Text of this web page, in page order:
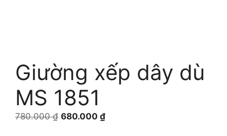
Giường xếp dây dù
MS 1851
780.000₫ Giá
680.000 ₫Giá